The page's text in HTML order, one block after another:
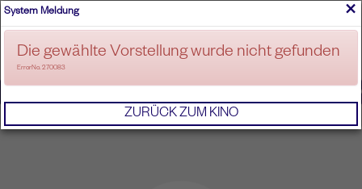
ANMELDEN
×
System Meldung
Die gewählte Vorstellung wurde nicht gefunden
ErrorNo. 270083
ZURÜCK ZUM KINO